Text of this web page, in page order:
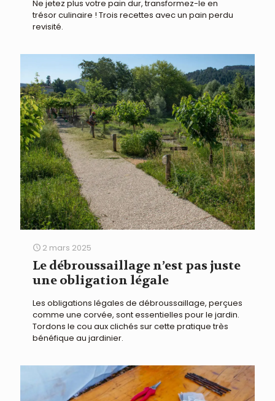
Ne jetez plus votre pain dur, transformez-le en
trésor culinaire ! Trois recettes avec un pain perdu
revisité.
2 mars 2025
Le débroussaillage n’est pas juste
une obligation légale
Les obligations légales de débroussaillage, perçues
comme une corvée, sont essentielles pour le jardin.
Tordons le cou aux clichés sur cette pratique très
bénéfique au jardinier.